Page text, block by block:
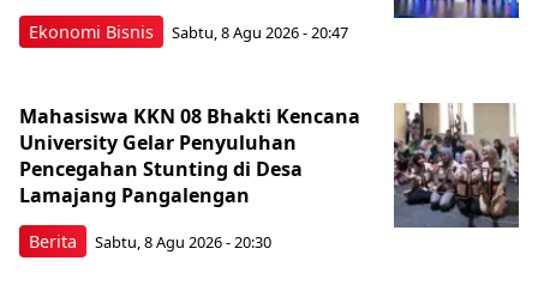
Ekonomi Bisnis Sabtu, 8 Agu 2026 - 20:47
Berita
Mahasiswa KKN 08 Bhakti Kencana
University Gelar Penyuluhan
Pencegahan Stunting di Desa
Lamajang Pangalengan
Sabtu, 8 Agu 2026 - 20:30